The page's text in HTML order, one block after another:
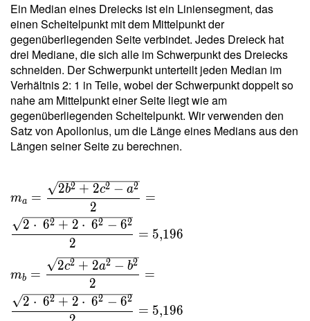
\dfrac{
6 \cdot
\ 6
\cdot \
6 }{ 4
\cdot \
1{,}732
\cdot \
9 } =
3{,}464
Ein Median eines Dreiecks ist ein Liniensegment, das
einen Scheitelpunkt mit dem Mittelpunkt der
gegenüberliegenden Seite verbindet. Jedes Dreieck hat
drei Mediane, die sich alle im Schwerpunkt des Dreiecks
schneiden. Der Schwerpunkt unterteilt jeden Median im
Verhältnis 2: 1 in Teile, wobei der Schwerpunkt doppelt so
nahe am Mittelpunkt einer Seite liegt wie am
gegenüberliegenden Scheitelpunkt. Wir verwenden den
Satz von Apollonius, um die Länge eines Medians aus den
Längen seiner Seite zu berechnen.
m_a =
\dfrac{
\sqrt{
2b^2+2c^2
- a^2 } }{ 2
\dfrac{
\sqrt{ 2
\cdot \
ma =
2
2b2 + 2c2 − a2
=
2
2 ⋅ 62 + 2 ⋅ 62 − 62
= 5,196
mb =
2
2c2 + 2a2 − b2
=
2 ⋅ 62 + 2 ⋅ 62 − 62
= 5,196